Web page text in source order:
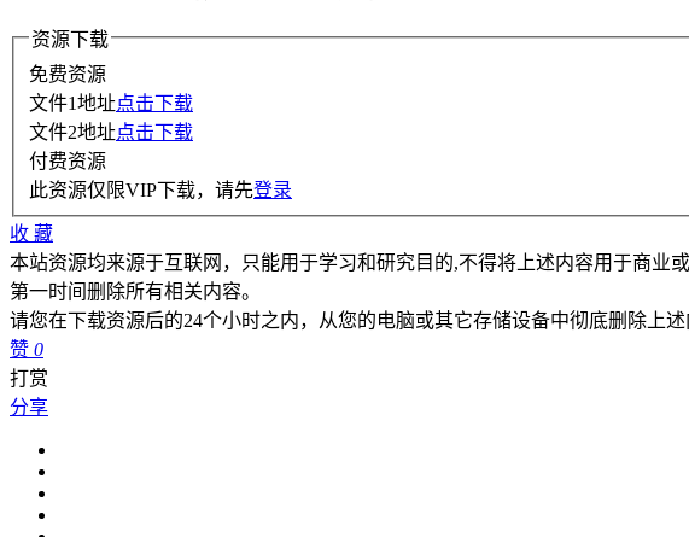
资源下载
免费资源
文件1地址点击下载
文件2地址点击下载
付费资源
此资源仅限VIP下载，请先登录
收 藏
本站资源均来源于互联网，只能用于学习和研究目的,不得将上述内容用于商
第一时间删除所有相关内容。
请您在下载资源后的24个小时之内，从您的电脑或其它存储设备中彻底删除上述
赞 0
打赏
分享